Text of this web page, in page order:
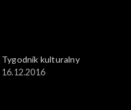
Tygodnik kulturalny
16.12.2016